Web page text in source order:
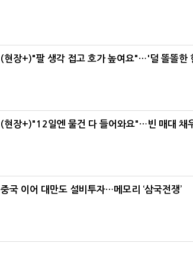
(현장+)"팔 생각 접고 호가 높여요"…'덜 똘똘한
(현장+)"12일엔 물건 다 들어와요"…빈 매대 채
중국 이어 대만도 설비투자…메모리 ‘삼국전쟁’